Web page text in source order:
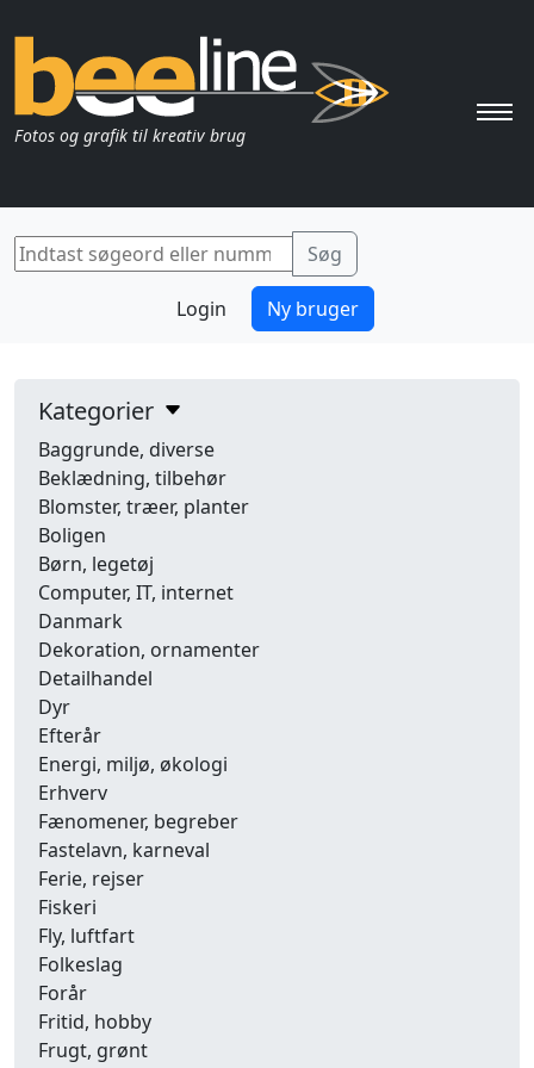
Fotos og grafik til kreativ brug
Login Ny bruger
Kategorier
Baggrunde, diverse
Beklædning, tilbehør
Blomster, træer, planter
Boligen
Børn, legetøj
Computer, IT, internet
Danmark
Dekoration, ornamenter
Detailhandel
Dyr
Efterår
Energi, miljø, økologi
Erhverv
Fænomener, begreber
Fastelavn, karneval
Ferie, rejser
Fiskeri
Fly, luftfart
Folkeslag
Forår
Fritid, hobby
Frugt, grønt